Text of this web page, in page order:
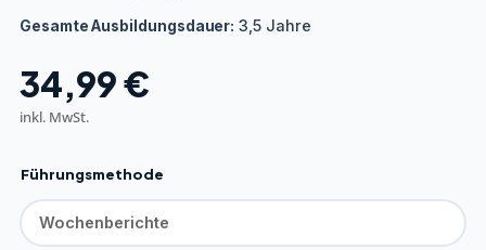
Gesamte Ausbildungsdauer: 3,5 Jahre
34,99€
inkl. MwSt.
Führungsmethode